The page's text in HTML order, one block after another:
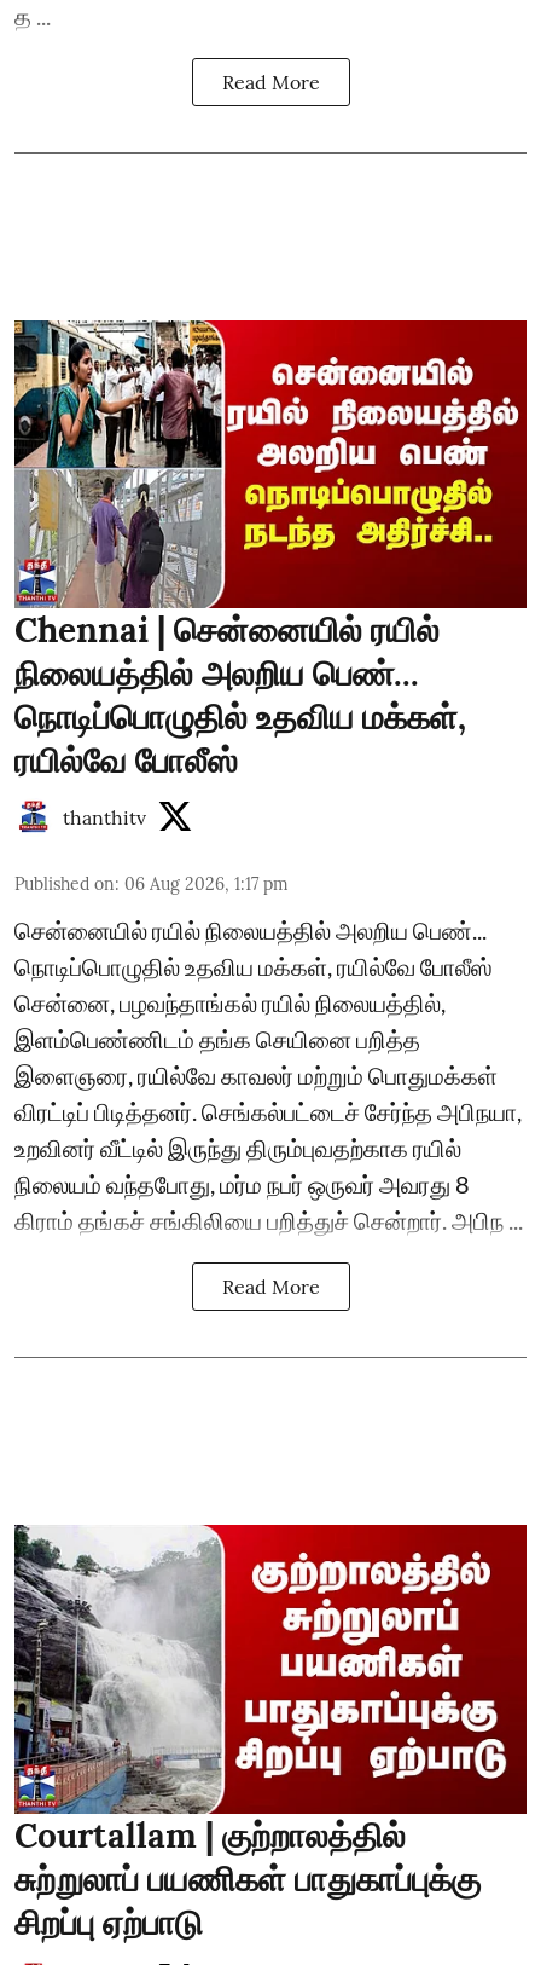
த ...
Read More
Chennai | சென்னையில் ரயில்
நிலையத்தில் அலறிய பெண்...
நொடிப்பொழுதில் உதவிய மக்கள்,
ரயில்வே போலீஸ்
thanthitv
Published on: 06 Aug 2026, 1:17 pm
சென்னையில் ரயில் நிலையத்தில் அலறிய பெண்...
நொடிப்பொழுதில் உதவிய மக்கள், ரயில்வே போலீஸ்
சென்னை, பழவந்தாங்கல் ரயில் நிலையத்தில்,
இளம்பெண்ணிடம் தங்க செயினை பறித்த
இளைஞரை, ரயில்வே காவலர் மற்றும் பொதுமக்கள்
விரட்டிப் பிடித்தனர். செங்கல்பட்டைச் சேர்ந்த அபிநயா,
உறவினர் வீட்டில் இருந்து திரும்புவதற்காக ரயில்
நிலையம் வந்தபோது, மர்ம நபர் ஒருவர் அவரது 8
கிராம் தங்கச் சங்கிலியை பறித்துச் சென்றார். அபிந ...
Read More
Courtallam | குற்றாலத்தில்
சுற்றுலாப் பயணிகள் பாதுகாப்புக்கு
சிறப்பு ஏற்பாடு